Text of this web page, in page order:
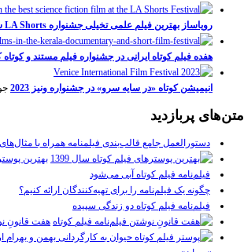
رویاساز بهترین فیلم علمی تخیلی جشنواره LA Shorts شد
هفده فیلم کوتاه ایرانی در جشنواره فیلم مستند و کوتاه
انیمیشن کوتاه «در سایه سرو» در جشنواره ونیز 2023
متن‌های پربازدید
دستورالعمل جامع قالب‌بندی فیلمنامه همراه با
بهترین
فیلم‌نامه فیلم کوتاه آبی می‌شود
چگونه یک فیلم‌نامه را برای تهیه‌کنندگان ارائه کنیم؟
فیلم‌نامه فیلم کوتاه دو زندگی سپیده
هفت قانونِ